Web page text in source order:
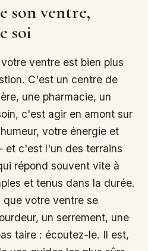
son ventre,
soi
ventre est bien plus
C'est un centre de
une pharmacie, un
c'est agir en amont sur
votre énergie et
c'est l'un des terrains
répond souvent vite à
et tenus dans la durée.
que votre ventre se
un serrement, une
taire : écoutez-le. Il est,